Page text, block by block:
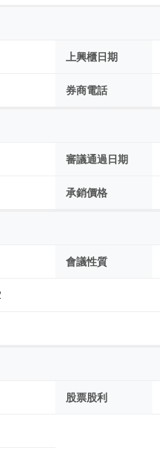
上興櫃日期
券商電話
審議通過日期
承銷價格
會議性質
股票股利